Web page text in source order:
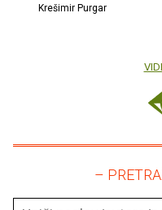
Krešimir Purgar
–